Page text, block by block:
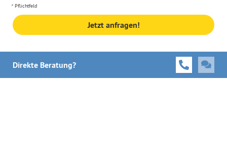
Pflichtfeld
Jetzt anfragen!
Direkte Beratung?